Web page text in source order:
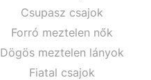
Csupasz csajok
Forró meztelen nők
Dögös meztelen lányok
Fiatal csajok